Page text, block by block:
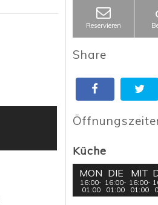
Reservieren
Share
Küche
MON
16:00-
01:00
DIE
16:00-
01:00
MIT
16:00-
01:00